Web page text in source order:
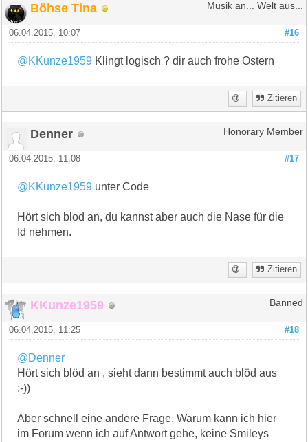
Böhse Tina Musik an... Welt aus...
#16
06.04.2015, 10:07
@KKunze1959 Klingt logisch ? dir auch frohe Ostern
Zitieren
Denner Honorary Member
#17
06.04.2015, 11:08
@KKunze1959 unter Code
Hört sich blod an, du kannst aber auch die Nase für die
Id nehmen.
Zitieren
KKunze1959 Banned
#18
06.04.2015, 11:25
@Denner
Hört sich blöd an , sieht dann bestimmt auch blöd aus
;-))
Aber schnell eine andere Frage. Warum kann ich hier
im Forum wenn ich auf Antwort gehe, keine Smileys